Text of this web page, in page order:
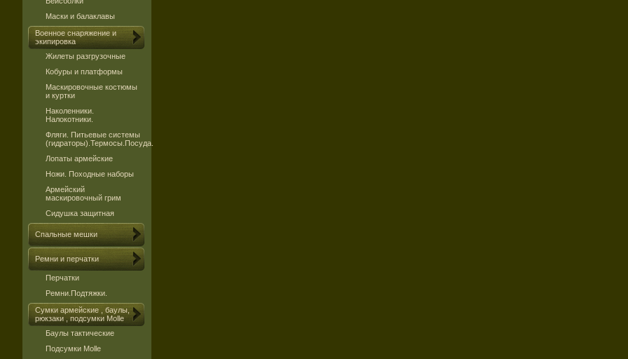
Маски и балаклавы
Военное снаряжение и
экипировка
Жилеты разгрузочные
Кобуры и платформы
Маскировочные костюмы
и куртки
Наколенники.
Налокотники.
Фляги. Питьевые системы
(гидраторы).Термосы.Посуда.
Лопаты армейские
Ножи. Походные наборы
Армейский
маскировочный грим
Сидушка защитная
Спальные мешки
Ремни и перчатки
Перчатки
Ремни.Подтяжки.
Сумки армейские , баулы,
рюкзаки , подсумки Molle
Баулы тактические
Подсумки Molle